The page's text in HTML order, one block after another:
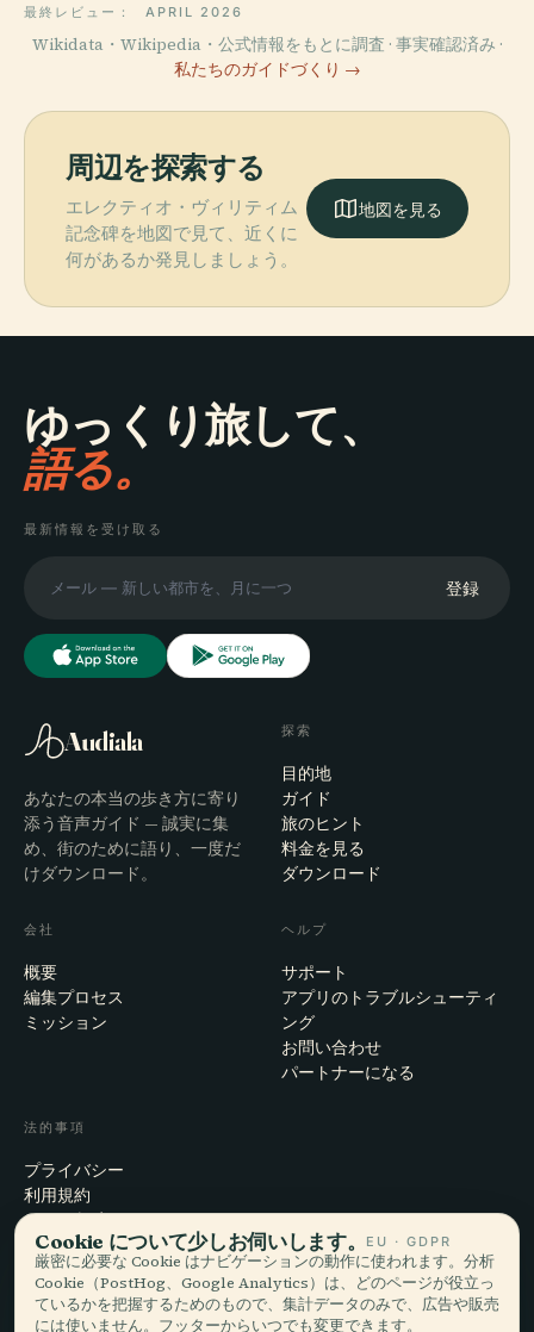
最終レビュー： APRIL 2026
Wikidata・Wikipedia・公式情報をもとに調査 · 事実確認済み ·
私たちのガイドづくり →
周辺を探索する
エレクティオ・ヴィリティム
記念碑を地図で見て、近くに
何があるか発見しましょう。
地図を見る
ゆっくり旅して、
語る。
最新情報を受け取る
登録
Audiala
あなたの本当の歩き方に寄り
添う音声ガイド — 誠実に集
め、街のために語り、一度だ
けダウンロード。
探索
目的地
ガイド
旅のヒント
料金を見る
ダウンロード
会社
概要
編集プロセス
ミッション
ヘルプ
サポート
アプリのトラブルシューティ
ング
お問い合わせ
パートナーになる
法的事項
プライバシー
利用規約
Cookie設定
アカウント削除
Cookie について少しお伺いします。 EU · GDPR
厳密に必要な Cookie はナビゲーションの動作に使われます。分析
Cookie（PostHog、Google Analytics）は、どのページが役立っ
ているかを把握するためのもので、集計データのみで、広告や販売
には使いません。フッターからいつでも変更できます。